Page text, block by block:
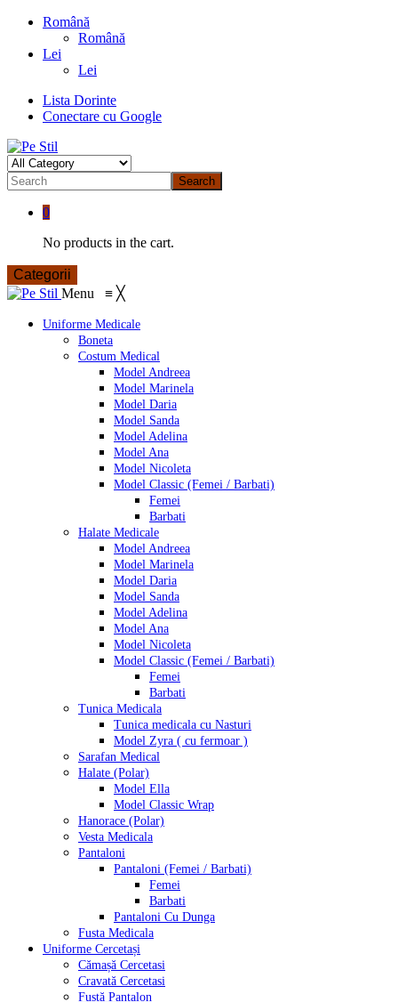
Română
Română
Lei
Lei
Lista Dorinte
Conectare cu Google
Search
0
No products in the cart.
Categorii
Menu ≡ ╳
Uniforme Medicale
Boneta
Costum Medical
Model Andreea
Model Marinela
Model Daria
Model Sanda
Model Adelina
Model Ana
Model Nicoleta
Model Classic (Femei / Barbati)
Femei
Barbati
Halate Medicale
Model Andreea
Model Marinela
Model Daria
Model Sanda
Model Adelina
Model Ana
Model Nicoleta
Model Classic (Femei / Barbati)
Femei
Barbati
Tunica Medicala
Tunica medicala cu Nasturi
Model Zyra ( cu fermoar )
Sarafan Medical
Halate (Polar)
Model Ella
Model Classic Wrap
Hanorace (Polar)
Vesta Medicala
Pantaloni
Pantaloni (Femei / Barbati)
Femei
Barbati
Pantaloni Cu Dunga
Fusta Medicala
Uniforme Cercetași
Cămașă Cercetasi
Cravată Cercetasi
Fustă Pantalon